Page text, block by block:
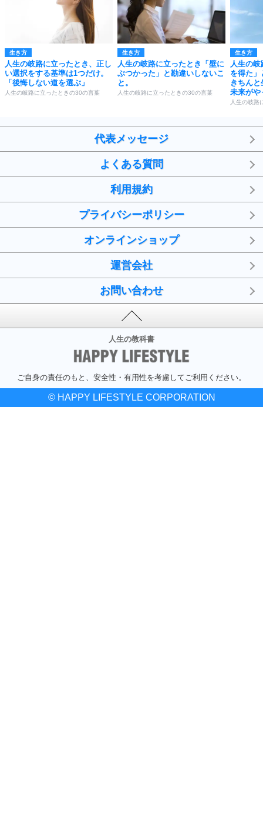
生き方
人生の岐路に立ったとき、正し
い選択をする基準は1つだけ。
「後悔しない道を選ぶ」
人生の岐路に立ったときの30の言葉
生き方
人生の岐路に立ったとき「壁に
ぶつかった」と勘違いしないこ
と。
人生の岐路に立ったときの30の言葉
生き方
人生の
を得た」
きちん
未来がや
人生の岐路
代表メッセージ
よくある質問
利用規約
プライバシーポリシー
オンラインショップ
運営会社
お問い合わせ
人生の教科書
ご自身の責任のもと、安全性・有用性を考慮してご利用ください。
© HAPPY LIFESTYLE CORPORATION